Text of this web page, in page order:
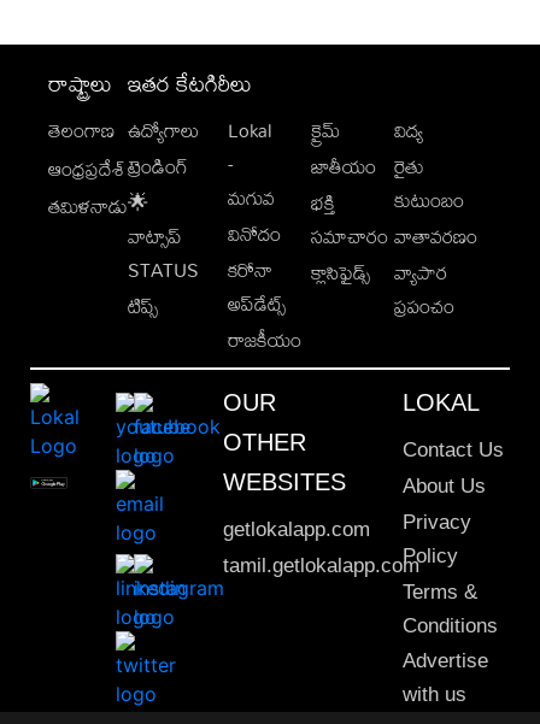
రాష్ట్రాలు
తెలంగాణ
ఆంధ్రప్రదేశ్
తమిళనాడు
ఇతర కేటగిరీలు
ఉద్యోగాలు
ట్రెండింగ్
🌟
వాట్సాప్
STATUS
టిప్స్
Lokal
-
మగువ
వినోదం
కరోనా
అప్‌డేట్స్
రాజకీయం
క్రైమ్
జాతీయం
భక్తి
సమాచారం
క్లాసిఫైడ్స్
విద్య
రైతు
కుటుంబం
వాతావరణం
వ్యాపార
ప్రపంచం
OUR
OTHER
WEBSITES
getlokalapp.com
tamil.getlokalapp.com
LOKAL
Contact Us
About Us
Privacy
Policy
Terms &
Conditions
Advertise
with us